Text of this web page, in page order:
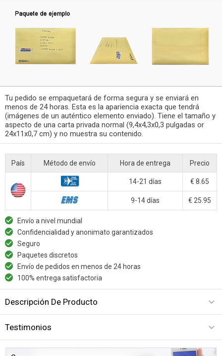
Tu pedido se empaquetará de forma segura y se enviará en
menos de 24 horas. Esta es la apariencia exacta que tendrá
(imágenes de un auténtico elemento enviado). Tiene el tamaño y
aspecto de una carta privada normal (9,4x4,3x0,3 pulgadas or
24x11x0,7 cm) y no muestra su contenido.
País Método de envío Hora de entrega Precio
14-21 días € 8.65
9-14 días € 25.95
Envío a nivel mundial
Confidencialidad y anonimato garantizados
Seguro
Paquetes discretos
Envío de pedidos en menos de 24 horas
100% entrega satisfactoria
Descripción De Producto
Testimonios